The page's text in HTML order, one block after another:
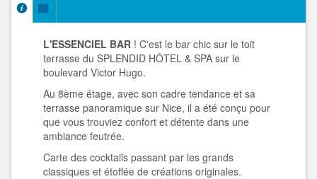
L'ESSENCIEL BAR ! C'est le bar chic sur le toit
terrasse du SPLENDID HÔTEL & SPA sur le
boulevard Victor Hugo.
Au 8ème étage, avec son cadre tendance et sa
terrasse panoramique sur Nice, il a été conçu pour
que vous trouviez confort et détente dans une
ambiance feutrée.
Carte des cocktails passant par les grands
classiques et étoffée de créations originales.